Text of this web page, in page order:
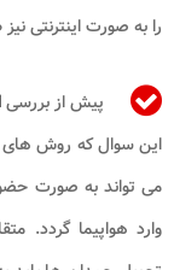
را به صورت اینترنتی
پیش از بررسی
این سوال که روش
می تواند به صورت
وارد هواپیما گردد.